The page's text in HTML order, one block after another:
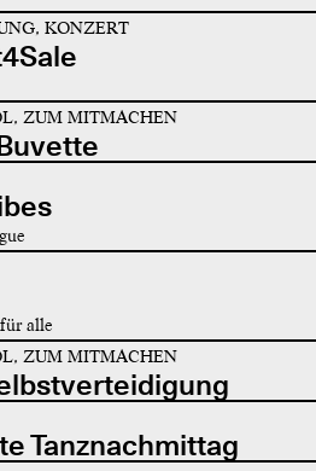
KONZERT
ZUM MITMACHEN
alle
ZUM MITMACHEN
Tanznachmittag